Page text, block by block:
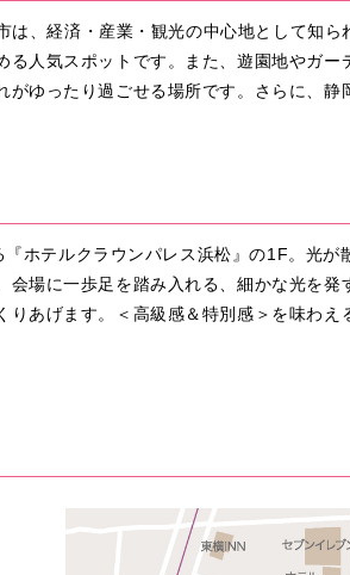
、経済・産業・観光の中心地として知
人気スポットです。また、遊園地やガ
ゆったり過ごせる場所です。さらに、
ホテルクラウンパレス浜松』の1F。光が
場に一歩足を踏み入れる、細かな光を
あげます。＜高級感＆特別感＞を味わえ